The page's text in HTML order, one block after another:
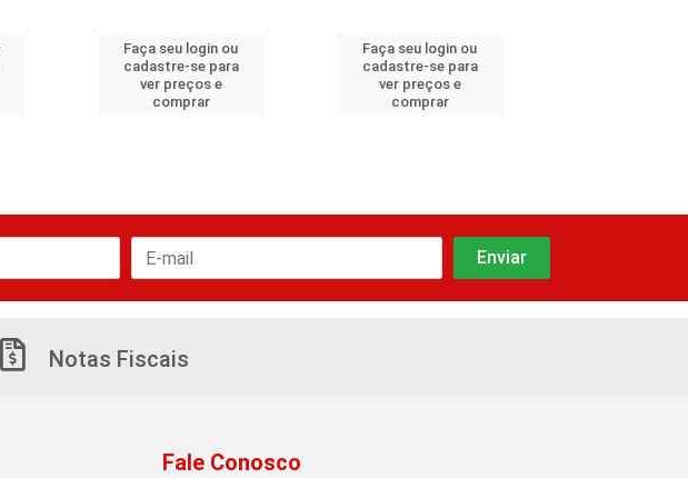
Faça seu login ou
cadastre-se para
ver preços e
comprar
Faça seu login ou
cadastre-se para
ver preços e
comprar
Notas Fiscais
Fale Conosco